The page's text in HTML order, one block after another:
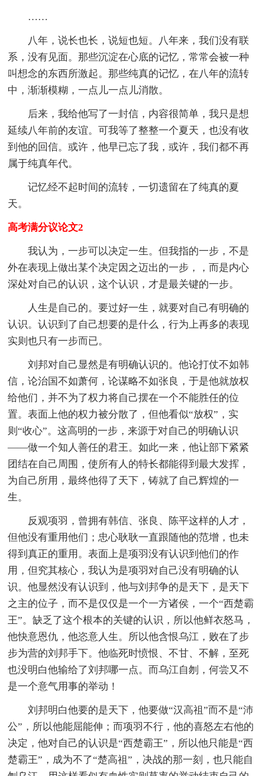
……
八年，说长也长，说短也短。八年来，我们没有联
系，没有见面。那些沉淀在心底的记忆，常常会被一种
叫想念的东西所激起。那些纯真的记忆，在八年的流转
中，渐渐模糊，一点儿一点儿消散。
后来，我给他写了一封信，内容很简单，我只是想
延续八年前的友谊。可我等了整整一个夏天，也没有收
到他的回信。或许，他早已忘了我，或许，我们都不再
属于纯真年代。
记忆经不起时间的流转，一切遗留在了纯真的夏
天。
高考满分议论文2
我认为，一步可以决定一生。但我指的一步，不是
外在表现上做出某个决定因之迈出的一步，，而是内心
深处对自己的认识，这个认识，才是最关键的一步。
人生是自己的。要过好一生，就要对自己有明确的
认识。认识到了自己想要的是什么，行为上再多的表现
实则也只有一步而已。
刘邦对自己显然是有明确认识的。他论打仗不如韩
信，论治国不如萧何，论谋略不如张良，于是他就放权
给他们，并不为了权力将自己摆在一个不能胜任的位
置。表面上他的权力被分散了，但他看似“放权”，实
则“收心”。这高明的一步，来源于对自己的明确认识
——做一个知人善任的君王。如此一来，他让部下紧紧
团结在自己周围，使所有人的特长都能得到最大发挥，
为自己所用，最终他得了天下，铸就了自己辉煌的一
生。
反观项羽，曾拥有韩信、张良、陈平这样的人才，
但他没有重用他们；忠心耿耿一直跟随他的范增，也未
得到真正的重用。表面上是项羽没有认识到他们的作
用，但究其核心，我认为是项羽对自己没有明确的认
识。他显然没有认识到，他与刘邦争的是天下，是天下
之主的位子，而不是仅仅是一个一方诸侯，一个“西楚霸
王”。缺乏了这个根本的关键的认识，所以他鲜衣怒马，
他快意恩仇，他恣意人生。所以他含恨乌江，败在了步
步为营的刘邦手下。他临死时愤恨、不甘、不解，至死
也没明白他输给了刘邦哪一点。而乌江自刎，何尝又不
是一个意气用事的举动！
刘邦明白他要的是天下，他要做“汉高祖”而不是“沛
公”，所以他能屈能伸；而项羽不行，他的喜怒左右他的
决定，他对自己的认识是“西楚霸王”，所以他只能是“西
楚霸王”，成为不了“楚高祖”，决战的那一刻，也只能自